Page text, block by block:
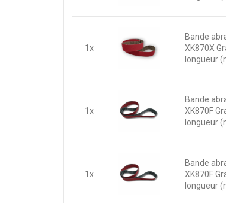
1x
Bande
XK870X
longueur
1x
Bande
XK870F
longueur
1x
Bande
XK870F
longueur